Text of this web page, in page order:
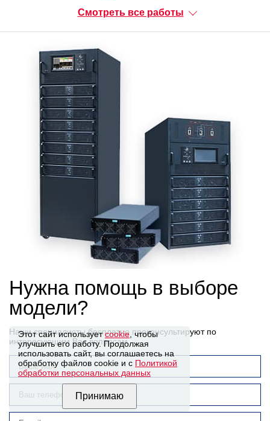
Смотреть все работы
Нужна помощь в выборе
модели?
Наши специалисты бесплатно проконсультируют по
интересующим Вас вопросам.
Этот сайт используетcookie , чтобы
улучшить его работу. Продолжая
использовать сайт, вы соглашаетесь на
обработку файлов cookie и с Политикой
обработки персональных данных